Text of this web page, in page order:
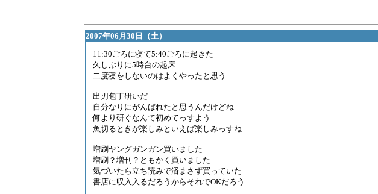
2007年06月30日（土）
11:30ごろに寝て5:40ごろに起きた
久しぶりに5時台の起床
二度寝をしないのはよくやったと思う
出刃包丁研いだ
自分なりにがんばれたと思うんだけどね
何より研ぐなんて初めてっすよう
魚切るときが楽しみといえば楽しみっすね
増刷ヤングガンガン買いました
増刷？増刊？ともかく買いました
気づいたら立ち読みで済まさず買っていた
書店に収入入るだろうからそれでOKだろう